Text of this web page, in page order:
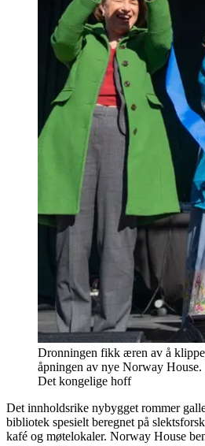
Dronningen fikk æren av å klippe
åpningen av nye Norway House.
Det kongelige hoff
Det innholdsrike nybygget rommer
bibliotek spesielt beregnet på
kafé og møtelokaler. Norway House